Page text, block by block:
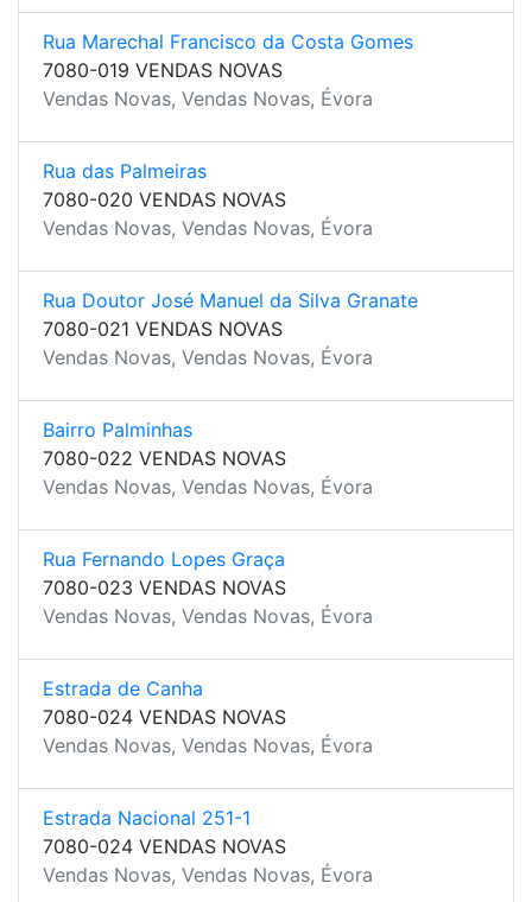
Rua Marechal Francisco da Costa Gomes
7080-019 VENDAS NOVAS
Vendas Novas, Vendas Novas, Évora
Rua das Palmeiras
7080-020 VENDAS NOVAS
Vendas Novas, Vendas Novas, Évora
Rua Doutor José Manuel da Silva Granate
7080-021 VENDAS NOVAS
Vendas Novas, Vendas Novas, Évora
Bairro Palminhas
7080-022 VENDAS NOVAS
Vendas Novas, Vendas Novas, Évora
Rua Fernando Lopes Graça
7080-023 VENDAS NOVAS
Vendas Novas, Vendas Novas, Évora
Estrada de Canha
7080-024 VENDAS NOVAS
Vendas Novas, Vendas Novas, Évora
Estrada Nacional 251-1
7080-024 VENDAS NOVAS
Vendas Novas, Vendas Novas, Évora